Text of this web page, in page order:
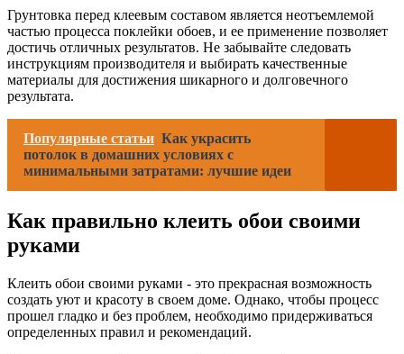
Грунтовка перед клеевым составом является неотъемлемой
частью процесса поклейки обоев, и ее применение позволяет
достичь отличных результатов. Не забывайте следовать
инструкциям производителя и выбирать качественные
материалы для достижения шикарного и долговечного
результата.
Популярные статьи Как украсить
потолок в домашних условиях с
минимальными затратами: лучшие идеи
Как правильно клеить обои своими
руками
Клеить обои своими руками - это прекрасная возможность
создать уют и красоту в своем доме. Однако, чтобы процесс
прошел гладко и без проблем, необходимо придерживаться
определенных правил и рекомендаций.